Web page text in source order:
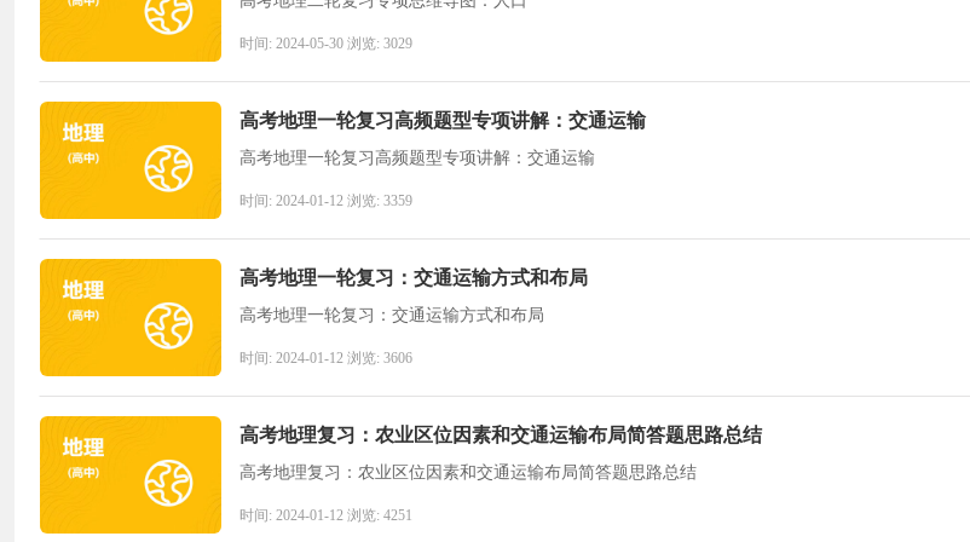
时间: 2024-05-30 浏览: 3029
高考地理一轮复习高频题型专项讲解：交通运输
高考地理一轮复习高频题型专项讲解：交通运输
时间: 2024-01-12 浏览: 3359
高考地理一轮复习：交通运输方式和布局
高考地理一轮复习：交通运输方式和布局
时间: 2024-01-12 浏览: 3606
高考地理复习：农业区位因素和交通运输布局简答题思路总结
高考地理复习：农业区位因素和交通运输布局简答题思路总结
时间: 2024-01-12 浏览: 4251